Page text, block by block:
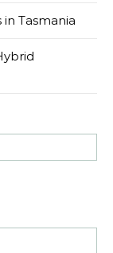
Tasmania